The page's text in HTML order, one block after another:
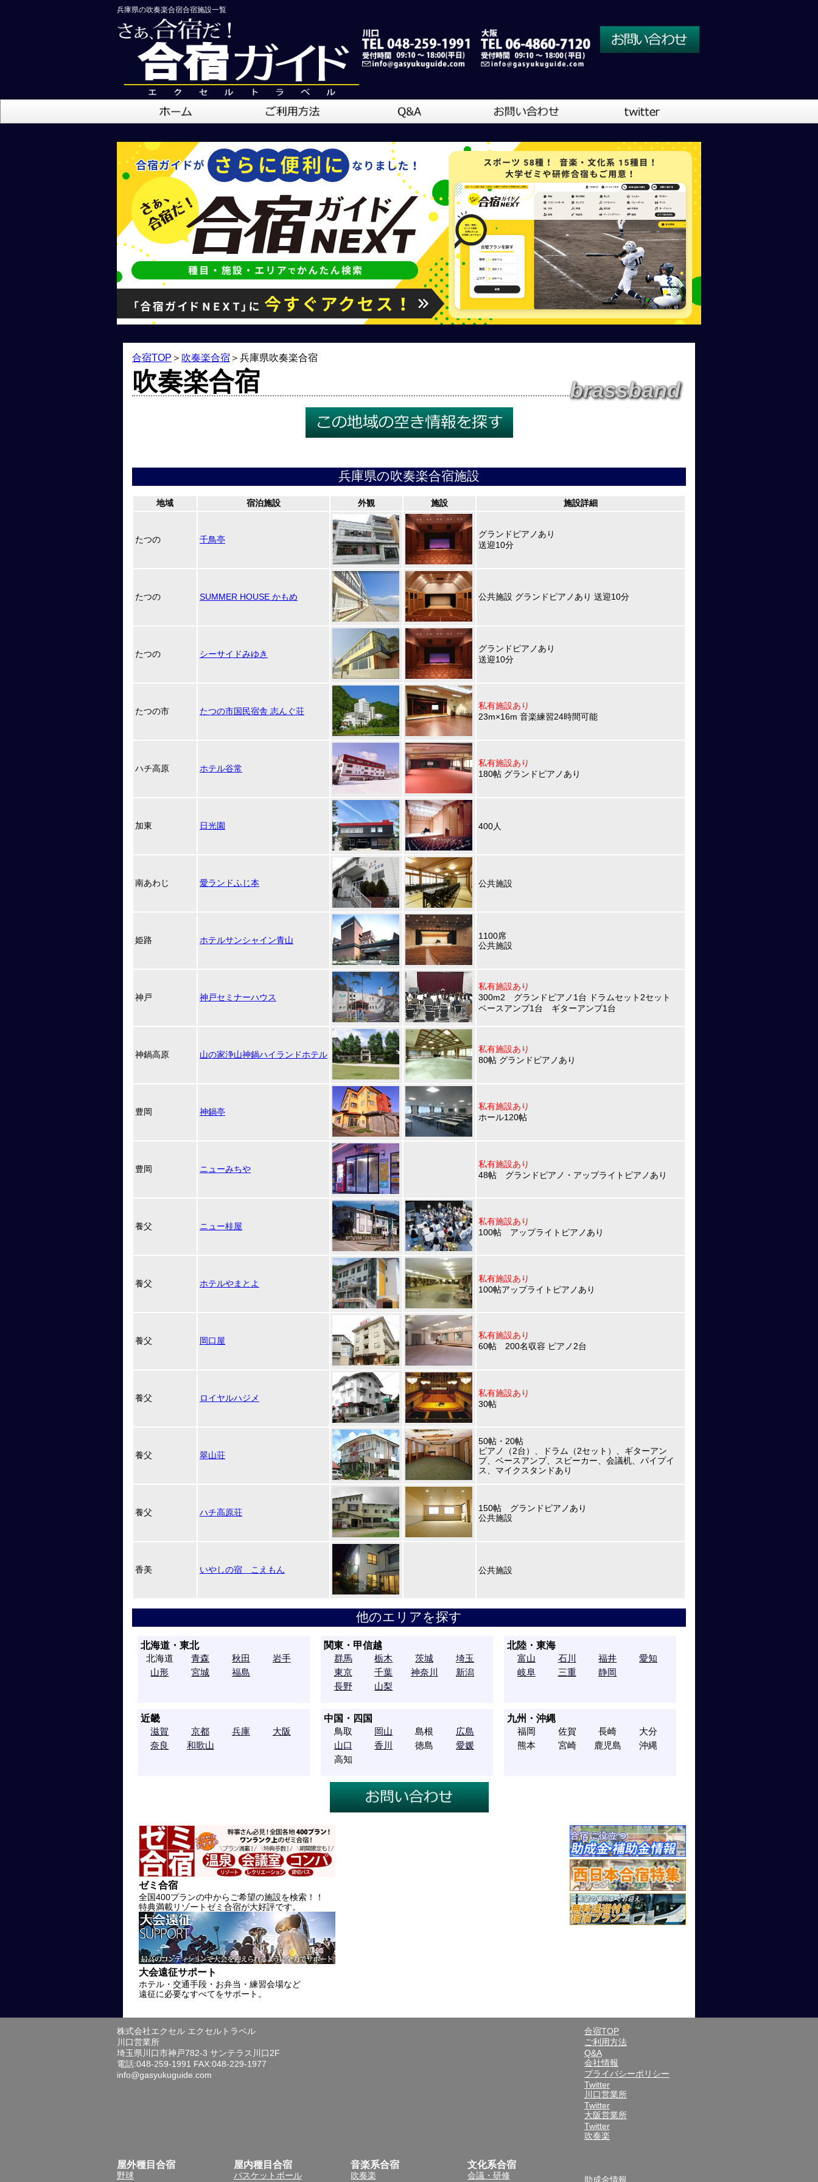
兵庫県の吹奏楽合宿合宿施設一覧
大阪営業所
吹奏楽
合宿TOP ＞ 吹奏楽合宿 ＞ 兵庫県吹奏楽合宿
吹奏楽合宿 brassband
兵庫県の吹奏楽合宿施設
地域 宿泊施設 外観 施設 施設詳細
たつの 千鳥亭
グランドピアノあり
送迎10分
たつの SUMMER HOUSE かもめ 公共施設 グランドピアノあり 送迎10分
たつの シーサイドみゆき
グランドピアノあり
送迎10分
たつの市 たつの市国民宿舎 志んぐ荘
私有施設あり
23m×16m 音楽練習24時間可能
ハチ高原 ホテル谷常
私有施設あり
180帖 グランドピアノあり
加東 日光園 400人
南あわじ 愛ランドふじ本 公共施設
姫路 ホテルサンシャイン青山
1100席
公共施設
神戸 神戸セミナーハウス
私有施設あり
300m2 グランドピアノ1台 ドラムセット2セット
ベースアンプ1台 ギターアンプ1台
神鍋高原 山の家浄山神鍋ハイランドホテル
私有施設あり
80帖 グランドピアノあり
豊岡 神鍋亭
私有施設あり
ホール120帖
豊岡 ニューみちや
私有施設あり
48帖 グランドピアノ・アップライトピアノあり
養父 ニュー桂屋
私有施設あり
100帖 アップライトピアノあり
養父 ホテルやまとよ
私有施設あり
100帖アップライトピアノあり
養父 岡口屋
私有施設あり
60帖 200名収容 ピアノ2台
養父 ロイヤルハジメ
私有施設あり
30帖
養父 翠山荘
50帖・20帖
ピアノ（2台）、ドラム（2セット）、ギターアン
プ、ベースアンプ、スピーカー、会議机、パイプイ
ス、マイクスタンドあり
養父 ハチ高原荘
150帖 グランドピアノあり
公共施設
香美 いやしの宿 こえもん 公共施設
他のエリアを探す
北海道・東北
北海道 青森 秋田
岩手
山形
宮城 福島
関東・甲信越
群馬 栃木 茨城
埼玉
東京
千葉 神奈川
新潟
長野
山梨
北陸・東海
富山 石川 福井
愛知
岐阜
三重 静岡
近畿
滋賀 京都 兵庫
大阪
奈良
和歌山
中国・四国
鳥取 岡山 島根
広島
山口
香川 徳島
愛媛
高知
九州・沖縄
福岡 佐賀 長崎
大分
熊本
宮崎 鹿児島 沖縄
ゼミ合宿
全国400プランの中からご希望の施設を検索！！
特典満載リゾートゼミ合宿が大好評です。
大会遠征サポート
ホテル・交通手段・お弁当・練習会場など
遠征に必要なすべてをサポート。
株式会社エクセル エクセルトラベル
川口営業所
埼玉県川口市神戸782-3 サンテラス川口2F
電話:048-259-1991 FAX:048-229-1977
info@gasyukuguide.com
合宿TOP
ご利用方法
Q&A
会社情報
プライバシーポリシー
Twitter
川口営業所
Twitter
大阪営業所
Twitter
吹奏楽
屋外種目合宿
野球
屋内種目合宿
バスケットボール
音楽系合宿
吹奏楽
文化系合宿
会議・研修
助成金情報